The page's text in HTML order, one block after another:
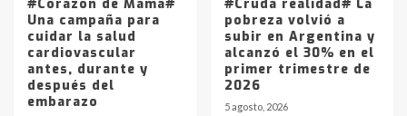
#Corazón de Mamá#
Una campaña para
cuidar la salud
cardiovascular
antes, durante y
después del
embarazo
#Cruda realidad# La
pobreza volvió a
subir en Argentina y
alcanzó el 30% en el
primer trimestre de
2026
5 agosto, 2026